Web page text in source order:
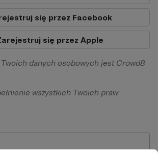
się przez Facebook
się przez Apple
danych osobowych jest Crowd8
w Warszawie, ul. Żwirki i Wigury 16, 02-
dane osobowe będą przetwarzane w
wykonania umowy zawartej z Tobą, w
możliwości dokonywania oraz
na naszej platformie oraz
wszystkich Twoich praw
rozporządzenia o ochronie
niepodlegania zautomatyzowanemu